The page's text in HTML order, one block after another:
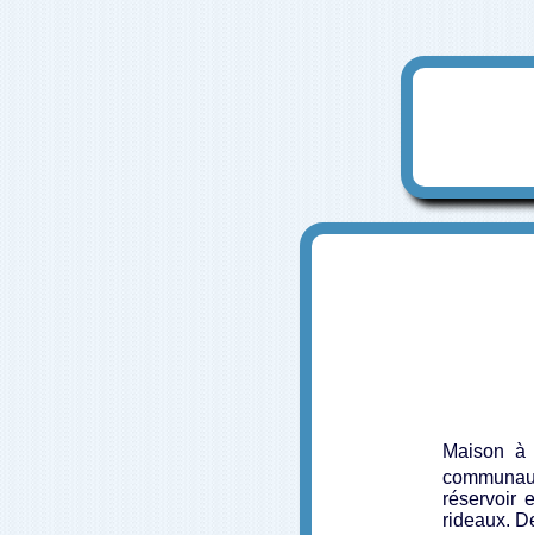
Maison
réservoir
rideaux.